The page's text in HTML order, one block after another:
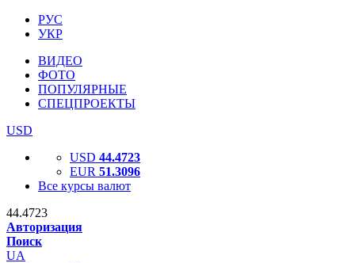
РУС
УКР
ВИДЕО
ФОТО
ПОПУЛЯРНЫЕ
СПЕЦПРОЕКТЫ
USD
USD 44.4723
EUR 51.3096
Все курсы валют
44.4723
Авторизация
Поиск
UA